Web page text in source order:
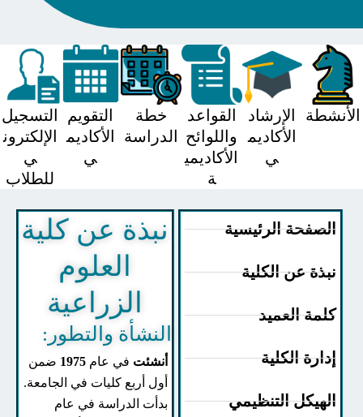
الإرشاد
الأكاديم
القواعد
واللوائح
الأكاديمي
خطة
الدراسة
التقويم
الأكاديم
التسجيل
الإلكترون
للطلاب
الرئيسية
عن الكلية
العميد
الكلية
التنظيمي
نبذة عن كلية
العلوم
الزراعية
النشأة والتطور:
أنشئتفي عام 1975ضمن
أول أربع كليات في الجامعة.
بدأت الدراسة في عام